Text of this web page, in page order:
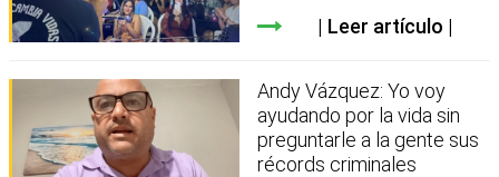
Leer artículo
Andy Vázquez: Yo voy
ayudando por la vida sin
preguntarle a la gente sus
récords criminales